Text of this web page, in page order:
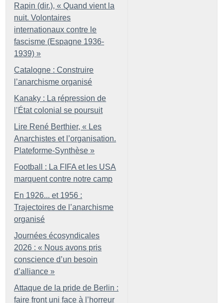
Rapin (dir.), « Quand vient la
nuit. Volontaires
internationaux contre le
fascisme (Espagne 1936-
1939) »
Catalogne : Construire
l’anarchisme organisé
Kanaky : La répression de
l’État colonial se poursuit
Lire René Berthier, « Les
Anarchistes et l’organisation.
Plateforme-Synthèse »
Football : La FIFA et les USA
marquent contre notre camp
En 1926... et 1956 :
Trajectoires de l’anarchisme
organisé
Journées écosyndicales
2026 : « Nous avons pris
conscience d’un besoin
d’alliance »
Attaque de la pride de Berlin :
faire front uni face à l’horreur